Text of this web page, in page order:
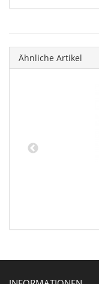
Ähnliche Artikel